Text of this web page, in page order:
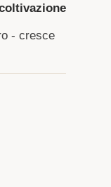
- cresce